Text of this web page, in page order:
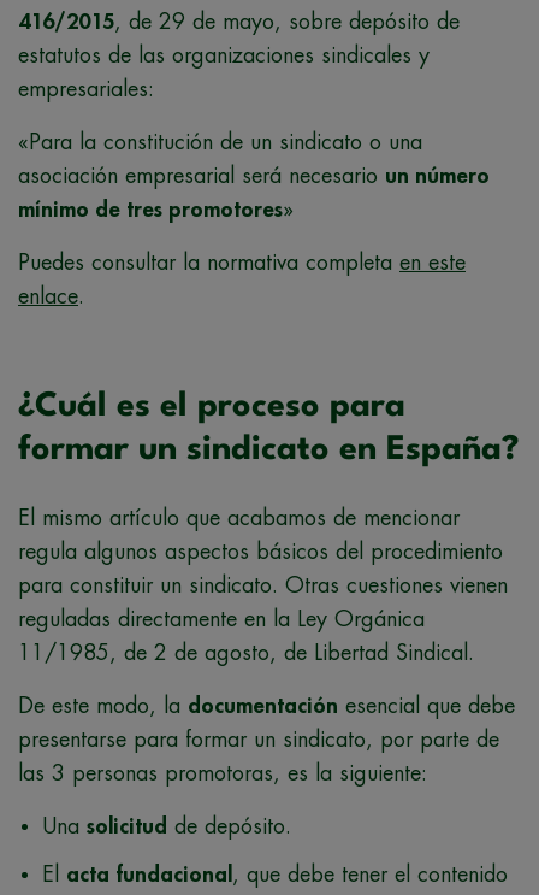
416/2015, de 29 de mayo, sobre depósito de
estatutos de las organizaciones sindicales y
empresariales:
«Para la constitución de un sindicato o una
asociación empresarial será necesario un número
mínimo de tres promotores»
Puedes consultar la normativa completa en este
enlace.
¿Cuál es el proceso para
formar un sindicato en España?
El mismo artículo que acabamos de mencionar
regula algunos aspectos básicos del procedimiento
para constituir un sindicato. Otras cuestiones vienen
reguladas directamente en la Ley Orgánica
11/1985, de 2 de agosto, de Libertad Sindical.
De este modo, la documentación esencial que debe
presentarse para formar un sindicato, por parte de
las 3 personas promotoras, es la siguiente:
Una solicitud de depósito.
El acta fundacional , que debe tener el contenido